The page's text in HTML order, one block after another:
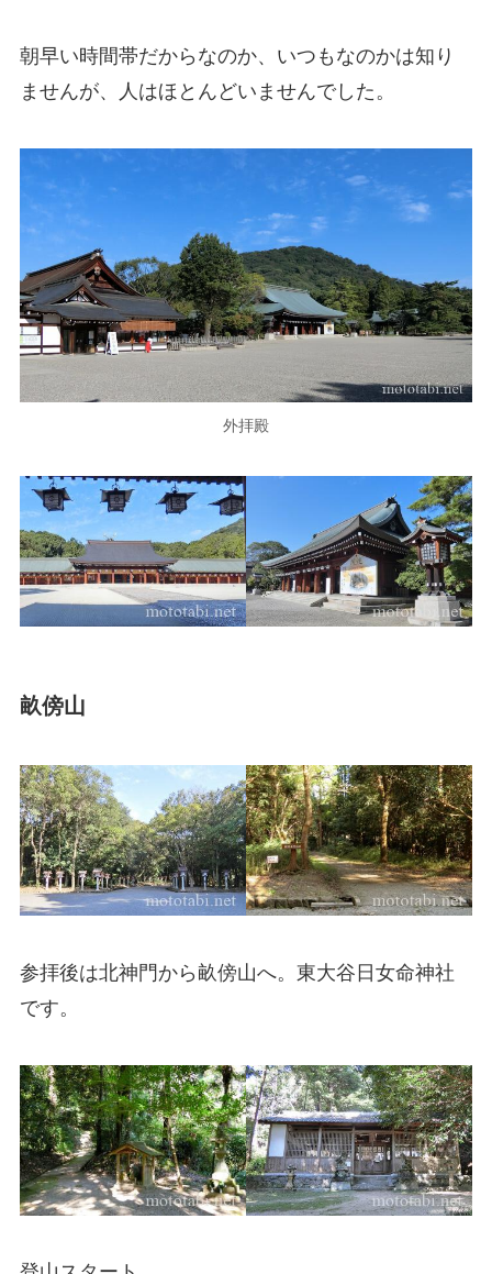
朝早い時間帯だからなのか、いつもなのかは知り
ませんが、人はほとんどいませんでした。
外拝殿
畝傍山
参拝後は北神門から畝傍山へ。東大谷日女命神社
です。